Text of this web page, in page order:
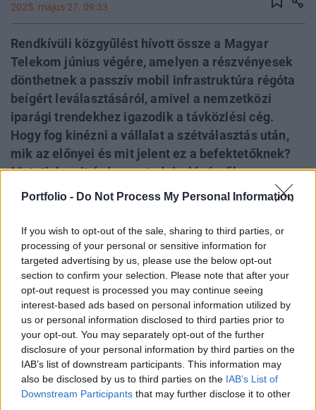
Portfolio - Do Not Process My Personal Information
If you wish to opt-out of the sale, sharing to third parties, or
processing of your personal or sensitive information for
targeted advertising by us, please use the below opt-out
section to confirm your selection. Please note that after your
opt-out request is processed you may continue seeing
interest-based ads based on personal information utilized by
us or personal information disclosed to third parties prior to
your opt-out. You may separately opt-out of the further
disclosure of your personal information by third parties on the
IAB’s list of downstream participants. This information may
also be disclosed by us to third parties on the IAB’s List of
Downstream Participants that may further disclose it to other
2025. május 27. 09:33
Rendkívüli közgyűlést hívott össze a Magyar
Telekom június végére, amelyen a részvényesek
dönthetnek a passzív mobil infrastruktúra régóta
beígért leválasztásáról, amivel a nemzetközi
iparági trendekhez igazodik a távközlési cég.
Hogy fog kinézni a vállalat a szétválasztás után,
mik az előnyei és mit jelent ez a befektetőknek?
Mutatjuk, mit érdemes tudni a lépésről.
2025. június 26-án 11 óráraa budapesti székházába
hívta össze
rendkívüli közgyűlését
a Magyar
Telekom, amelyen a részvényesek dönthetnek a
passzív mobil infrastruktúra leválasztásáról. Az
eszközöketegy kizárólagos tulajdonú
leányvállalatbaválaszthatja szét a cég az
igazgatóság javaslata alapján. A közgyűlési
meghívóban szereplő napirendi pontok szerint a
részvényesek szavaznak a szétválási terv
elfogadásáról, a vagyonmérleg-tervezetről és a
vagyonleltár elfogadásáról, az időpontokról, valamint